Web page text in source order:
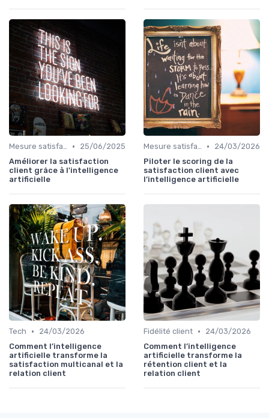
Mesure satisfaction •
25/06/2025
Améliorer la satisfaction
client grâce à l'intelligence
artificielle
Mesure satisfaction •
24/03/2026
Piloter le scoring de la
satisfaction client avec
l’intelligence artificielle
Tech •
24/03/2026
Comment l’intelligence
artificielle transforme la
satisfaction multicanal et la
relation client
Fidélité client •
24/03/2026
Comment l’intelligence
artificielle transforme la
rétention client et la
relation client